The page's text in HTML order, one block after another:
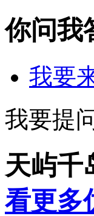
你问我
我要
我要提
天屿千
看更多